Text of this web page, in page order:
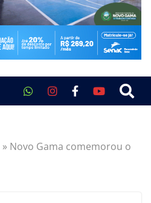
» Novo Gama comemorou o